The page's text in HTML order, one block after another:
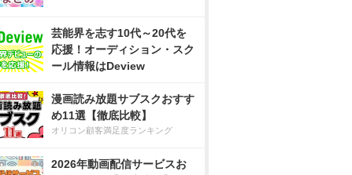
芸能界を志す10代～20代を
応援！オーディション・スク
ール情報はDeview
漫画読み放題サブスクおすす
め11選【徹底比較】
オリコン顧客満足度ランキング
2026年動画配信サービスお